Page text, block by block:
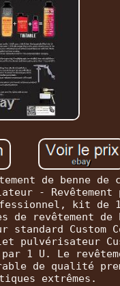
de benne
- Revêtement
kit
revêtement de
standard
pulvérisateur
1 U. Le
de qualité
extrêmes.